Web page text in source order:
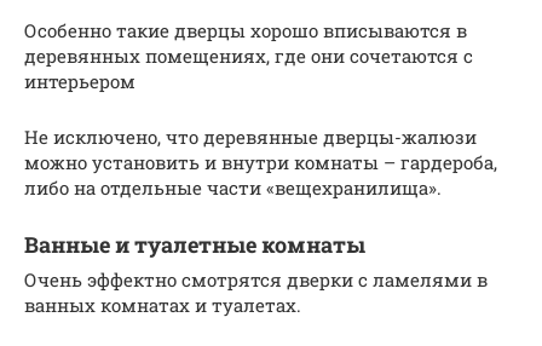
Особенно такие дверцы хорошо вписываются в
деревянных помещениях, где они сочетаются с
интерьером
Не исключено, что деревянные дверцы-жалюзи
можно установить и внутри комнаты – гардероба,
либо на отдельные части «вещехранилища».
Ванные и туалетные комнаты
Очень эффектно смотрятся дверки с ламелями в
ванных комнатах и туалетах.